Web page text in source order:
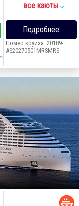
все каюты
Подробнее
Номер круиза: 20189-
AS20270501MRSMRS